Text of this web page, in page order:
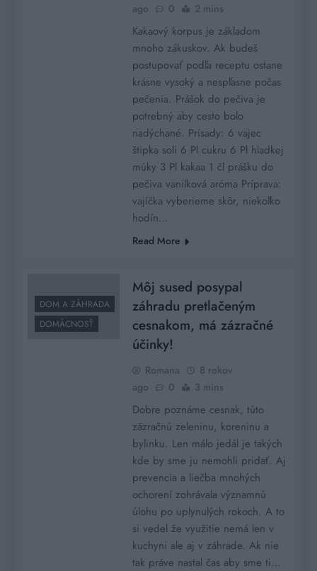
ago
0 2 mins
Kakaový korpus je základom
mnoho zákuskov. Ak budeš
postupovať podľa receptu ostane
krásne vysoký a nespľasne počas
pečenia. Prášok do pečiva je
potrebný aby cesto bolo
nadýchané. Prísady: 6 vajec
štipka soli 6 Pl cukru 6 Pl hladkej
múky 3 Pl kakaa 1 čl prášku do
pečiva vanilková aróma Príprava:
vajíčka vyberieme skôr, niekoľko
hodín…
Read More
DOM A ZÁHRADA
DOMÁCNOSŤ
Môj sused posypal
záhradu pretlačeným
cesnakom, má zázračné
účinky!
Romana
8 rokov
ago
0 3 mins
Dobre poznáme cesnak, túto
zázračnú zeleninu, koreninu a
bylinku. Len málo jedál je takých
kde by sme ju nemohli pridať. Aj
prevencia a liečba mnohých
ochorení zohrávala významnú
úlohu po uplynulých rokoch. A to
si vedel že využitie nemá len v
kuchyni ale aj v záhrade. Ak nie
tak práve nastal čas aby sme ti…